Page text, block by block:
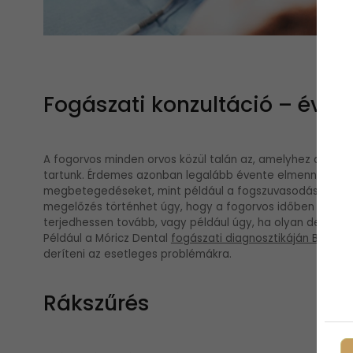
Fogászati konzultáció – éves
A fogorvos minden orvos közül talán az, amelyhez a
tartunk. Érdemes azonban legalább évente elmennünk
megbetegedéseket, mint például a fogszuvasodás,
megelőzés történhet úgy, hogy a fogorvos időben
terjedhessen tovább, vagy például úgy, ha olyan
Például a Móricz Dental fogászati diagnosztikáján
deríteni az esetleges problémákra.
Rákszűrés